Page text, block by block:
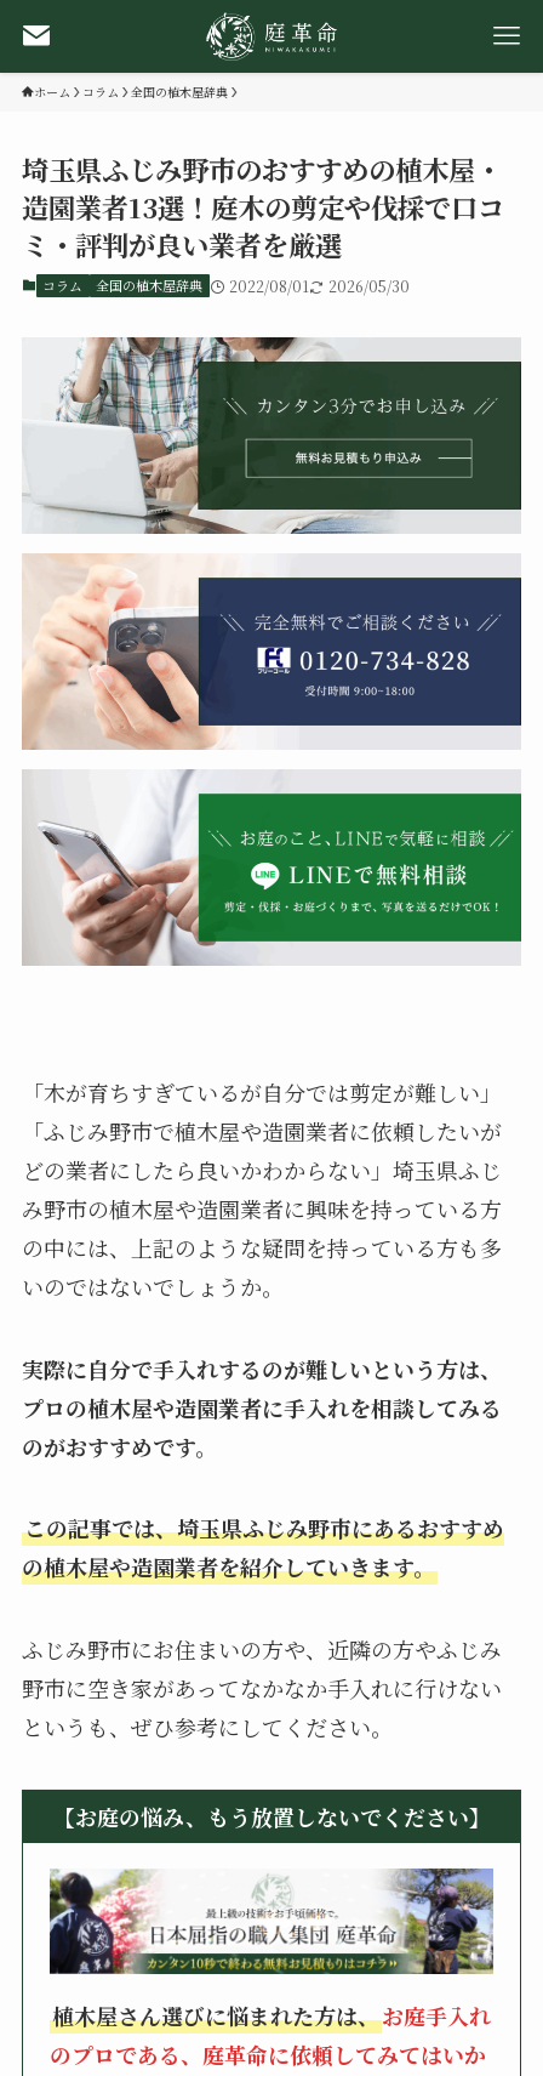
ホーム コラム 全国の植木屋辞典
埼玉県ふじみ野市のおすすめの植木屋・
造園業者13選！庭木の剪定や伐採で口コ
ミ・評判が良い業者を厳選
コラム 全国の植木屋辞典 2022/08/01 2026/05/30
「木が育ちすぎているが自分では剪定が難しい」
「ふじみ野市で植木屋や造園業者に依頼したいが
どの業者にしたら良いかわからない」埼玉県ふじ
み野市の植木屋や造園業者に興味を持っている方
の中には、上記のような疑問を持っている方も多
いのではないでしょうか。
実際に自分で手入れするのが難しいという方は、
プロの植木屋や造園業者に手入れを相談してみる
のがおすすめです。
この記事では、埼玉県ふじみ野市にあるおすすめ
の植木屋や造園業者を紹介していきます。
ふじみ野市にお住まいの方や、近隣の方やふじみ
野市に空き家があってなかなか手入れに行けない
というも、ぜひ参考にしてください。
【お庭の悩み、もう放置しないでください】
植木屋さん選びに悩まれた方は、お庭手入れ
のプロである、庭革命に依頼してみてはいか